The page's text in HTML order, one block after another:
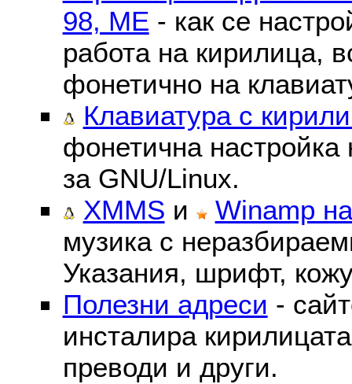
98, ME - как се
работа на кирилица,
фонетично на
Клавиатура с
фонетична
за GNU/Linux.
XMMS и
Winamp
музика с
Указания, шрифт,
Полезни адреси -
инсталира
преводи и други.